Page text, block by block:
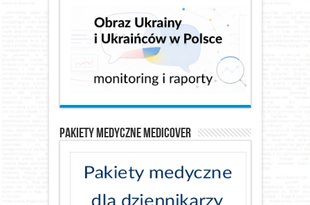
Pakiety medyczne Medicover